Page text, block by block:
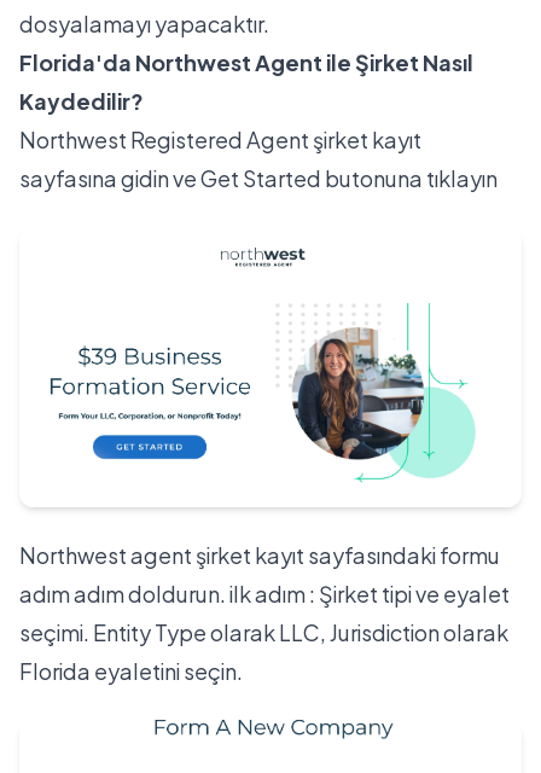
dosyalamayı yapacaktır.
Florida'da Northwest Agent ile Şirket Nasıl
Kaydedilir?
Northwest Registered Agent şirket kayıt
sayfasınagidin ve Get Started butonuna tıklayın
Northwest agent şirket kayıt sayfasındaki formu
adım adım doldurun. ilk adım : Şirket tipi ve eyalet
seçimi. Entity Type olarak LLC, Jurisdiction olarak
Florida eyaletini seçin.